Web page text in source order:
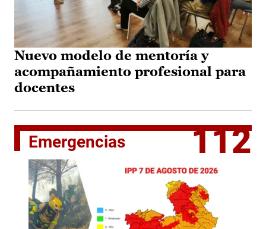
Nuevo modelo de mentoría y
acompañamiento profesional para
docentes
Emergencias 112